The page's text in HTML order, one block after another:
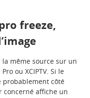
freeze,
même source sur un
ou XCIPTV. Si le
probablement côté
concerné affiche un